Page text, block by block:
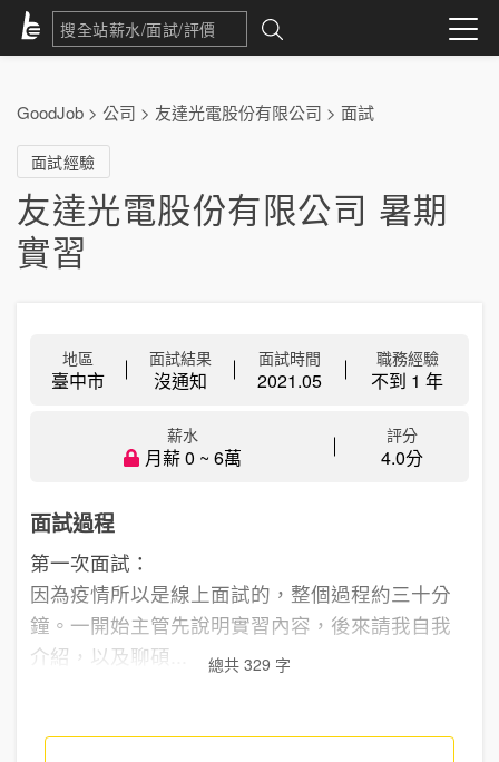
GoodJob > 公司 > 友達光電股份有限公司 > 面試
面試經驗
友達光電股份有限公司 暑期
實習
地區
臺中市
面試結果
沒通知
面試時間
2021.05
職務經驗
不到 1 年
薪水
月薪 0 ~ 6萬
評分
4.0分
面試過程
第一次面試：
因為疫情所以是線上面試的，整個過程約三十分
鐘。一開始主管先說明實習內容，後來請我自我
介紹，以及聊碩...
總共 329 字